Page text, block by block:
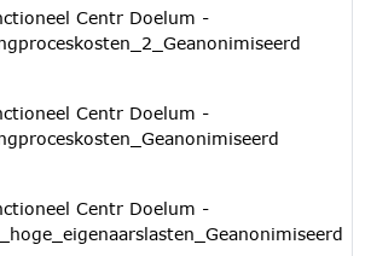
Centr Doelum -
Centr Doelum -
Centr Doelum -